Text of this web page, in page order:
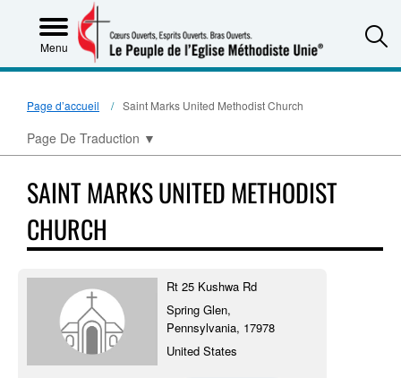
Menu
Page d’accueil Saint Marks United Methodist Church
Page De Traduction ▼
SAINT MARKS UNITED METHODIST
CHURCH
Rt 25 Kushwa Rd
Spring Glen,
Pennsylvania, 17978
United States